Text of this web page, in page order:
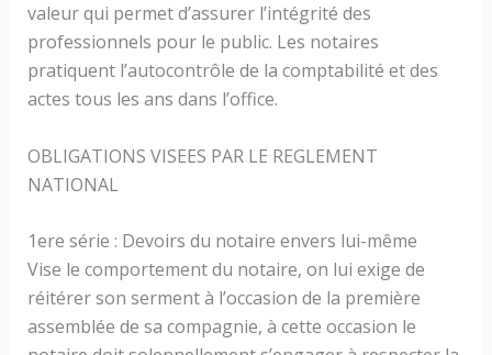
valeur qui permet d’assurer l’intégrité des
professionnels pour le public. Les notaires
pratiquent l’autocontrôle de la comptabilité et des
actes tous les ans dans l’office.
OBLIGATIONS VISEES PAR LE REGLEMENT
NATIONAL
1ere série : Devoirs du notaire envers lui-même
Vise le comportement du notaire, on lui exige de
réitérer son serment à l’occasion de la première
assemblée de sa compagnie, à cette occasion le